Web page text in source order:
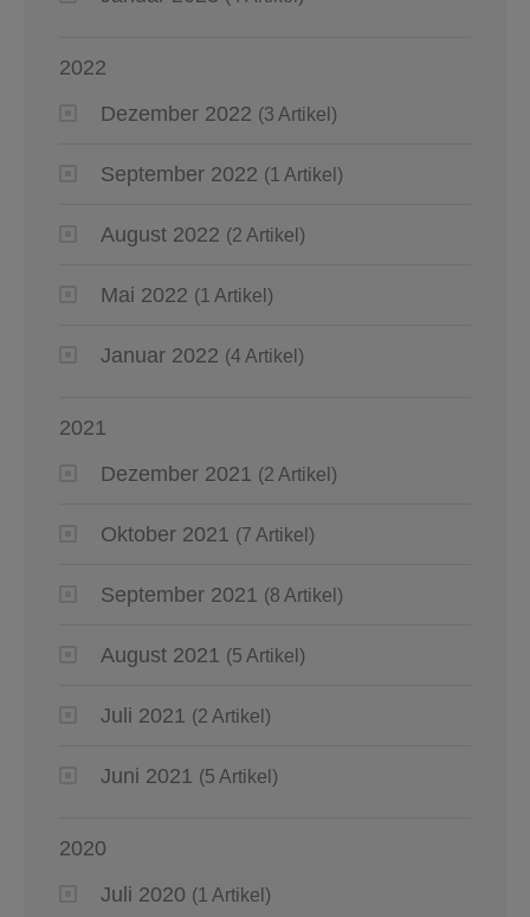
2022
Dezember 2022 (3 Artikel)
September 2022 (1 Artikel)
August 2022 (2 Artikel)
Mai 2022 (1 Artikel)
Januar 2022 (4 Artikel)
2021
Dezember 2021 (2 Artikel)
Oktober 2021 (7 Artikel)
September 2021 (8 Artikel)
August 2021 (5 Artikel)
Juli 2021 (2 Artikel)
Juni 2021 (5 Artikel)
2020
Juli 2020 (1 Artikel)